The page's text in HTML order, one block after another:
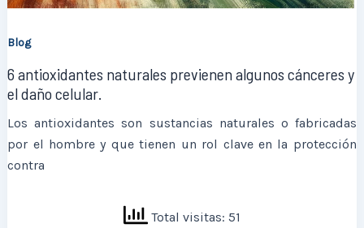
Blog
6 antioxidantes naturales previenen algunos cánceres y
el daño celular.
Los antioxidantes son sustancias naturales o fabricadas
por el hombre y que tienen un rol clave en la protección
contra
Total visitas: 51